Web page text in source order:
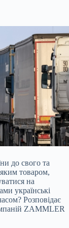
до свого та
товаром,
на
українські
Розповідає
ZAMMLER